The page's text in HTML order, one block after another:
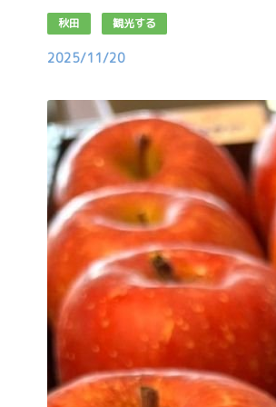
秋田 観光する
2025/11/20